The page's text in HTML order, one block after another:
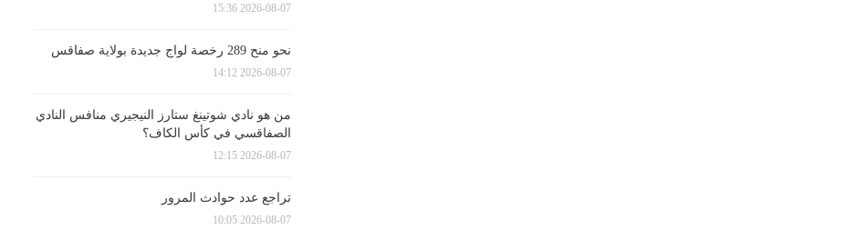
2026-08-07 15:36
نحو منح 289 رخصة لواج جديدة بولاية صفاقس
2026-08-07 14:12
من هو نادي شوتينغ ستارز النيجيري منافس النادي
الصفاقسي في كأس الكاف؟
2026-08-07 12:15
تراجع عدد حوادث المرور
2026-08-07 10:05